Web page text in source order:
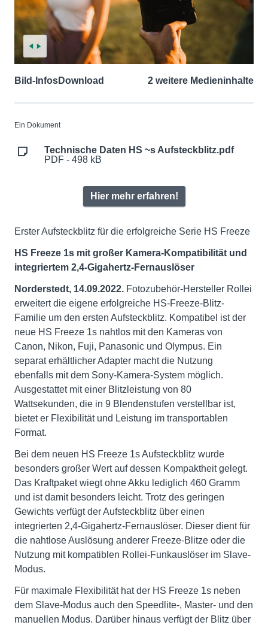
Bild-InfosDownload 2 weitere Medieninhalte
Ein Dokument
Technische Daten HS ~s Aufsteckblitz.pdf
PDF - 498 kB
Hier mehr erfahren!
Erster Aufsteckblitz für die erfolgreiche Serie HS Freeze
HS Freeze 1s mit großer Kamera-Kompatibilität und
integriertem 2,4-Gigahertz-Fernauslöser
Norderstedt, 14.09.2022. Fotozubehör-Hersteller Rollei
erweitert die eigene erfolgreiche HS-Freeze-Blitz-
Familie um den ersten Aufsteckblitz. Kompatibel ist der
neue HS Freeze 1s nahtlos mit den Kameras von
Canon, Nikon, Fuji, Panasonic und Olympus. Ein
separat erhältlicher Adapter macht die Nutzung
ebenfalls mit dem Sony-Kamera-System möglich.
Ausgestattet mit einer Blitzleistung von 80
Wattsekunden, die in 9 Blendenstufen verstellbar ist,
bietet er Flexibilität und Leistung im transportablen
Format.
Bei dem neuen HS Freeze 1s Aufsteckblitz wurde
besonders großer Wert auf dessen Kompaktheit gelegt.
Das Kraftpaket wiegt ohne Akku lediglich 460 Gramm
und ist damit besonders leicht. Trotz des geringen
Gewichts verfügt der Aufsteckblitz über einen
integrierten 2,4-Gigahertz-Fernauslöser. Dieser dient für
die nahtlose Auslösung anderer Freeze-Blitze oder die
Nutzung mit kompatiblen Rollei-Funkauslöser im Slave-
Modus.
Für maximale Flexibilität hat der HS Freeze 1s neben
dem Slave-Modus auch den Speedlite-, Master- und den
manuellen Modus. Darüber hinaus verfügt der Blitz über